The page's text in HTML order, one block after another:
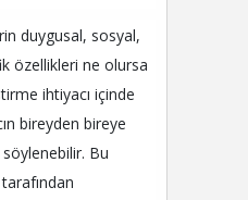
duygusal, sosyal,
özellikleri ne olursa
ihtiyacı içinde
bireyden bireye
söylenebilir. Bu